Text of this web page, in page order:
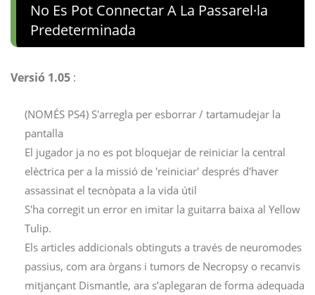
No Es Pot Connectar A La Passarel·la
Predeterminada
Versió 1.05 :
(NOMÉS PS4) S'arregla per esborrar / tartamudejar la
pantalla
El jugador ja no es pot bloquejar de reiniciar la central
elèctrica per a la missió de 'reiniciar' després d'haver
assassinat el tecnòpata a la vida útil
S'ha corregit un error en imitar la guitarra baixa al Yellow
Tulip.
Els articles addicionals obtinguts a través de neuromodes
passius, com ara òrgans i tumors de Necropsy o recanvis
mitjançant Dismantle, ara s’aplegaran de forma adequada